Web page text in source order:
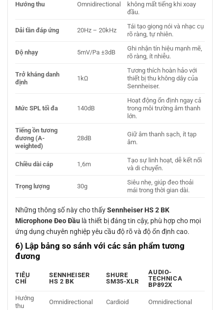
Hướng thu Omnidirectional
không mất tiếng khi xoay
đầu.
Dải tần đáp ứng 20Hz – 20kHz
Tái tạo giọng nói và nhạc cụ
rõ ràng, tự nhiên.
Độ nhạy 5mV/Pa ±3dB
Ghi nhận tín hiệu mạnh mẽ,
rõ ràng, ít nhiễu.
Trở kháng danh
định
1kΩ
Tương thích hoàn hảo với
thiết bị thu không dây của
Sennheiser.
Mức SPL tối đa 140dB
Hoạt động ổn định ngay cả
trong môi trường âm thanh
lớn.
Tiếng ồn tương
đương (A-
weighted)
28dB
Giữ âm thanh sạch, ít tạp
âm.
Chiều dài cáp 1,6m
Tạo sự linh hoạt, dễ kết nối
và di chuyển.
Trọng lượng 30g
Siêu nhẹ, giúp đeo thoải
mái trong thời gian dài.
Những thông số này cho thấySennheiser HS 2 BK
Microphone Đeo Đầu là thiết bị đáng tin cậy, phù hợp cho mọi
ứng dụng chuyên nghiệp yêu cầu độ rõ và độ ổn định cao.
6) Lập bảng so sánh với các sản phẩm tương
đương
TIÊU
CHÍ
SENNHEISER
HS 2 BK
SHURE
SM35-XLR
AUDIO-
TECHNICA
BP892X
Hướng
thu
Omnidirectional Cardioid Omnidirectional